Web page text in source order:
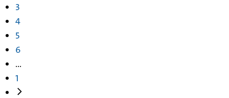
3
4
5
6
...
1